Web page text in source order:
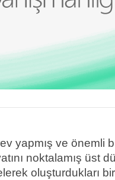
yapmış ve önemli
noktalamış üst
oluşturdukları